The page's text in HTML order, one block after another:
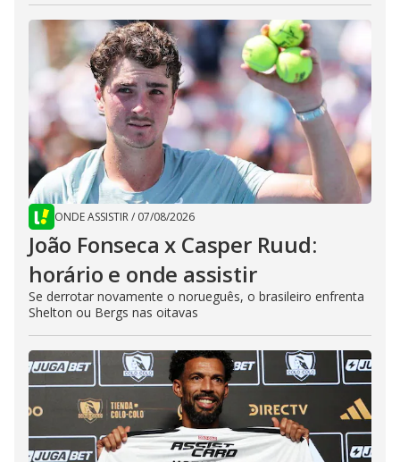
ONDE ASSISTIR/ 07/08/2026
João Fonseca x Casper Ruud:
horário e onde assistir
Se derrotar novamente o norueguês, o brasileiro enfrenta
Shelton ou Bergs nas oitavas